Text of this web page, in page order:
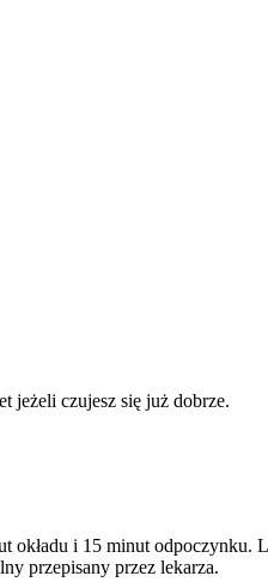
jeżeli czujesz się już dobrze.
i 15 minut odpoczynku.
przepisany przez lekarza.